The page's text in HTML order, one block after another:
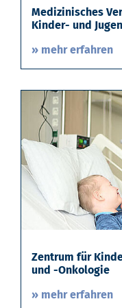
Medizinisches
Kinder- und
» mehr erfahren
Zentrum für
und -Onkologie
» mehr erfahren